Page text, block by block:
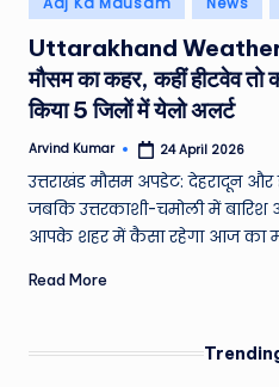
e
a
t
er
,
T
e
h
in
Uttarakhand Weather
मौसम का कहर, कहीं हीटवेव तो
किया 5 जिलों में येलो अलर्ट
Posted
Arvind Kumar 24 April 2026
उत्तराखंड मौसम अपडेट: देहरादून और
जबकि उत्तरकाशी-चमोली में बारिश
आपके शहर में कैसा रहेगा आज का
Read More